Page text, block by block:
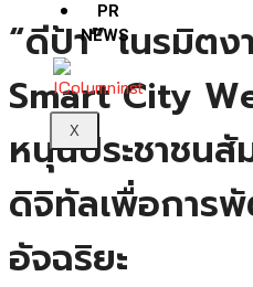
PR
NEWS
X
“ดีป้า” เนรมิต
Smart City
หนุนประชาชนสั
ดิจิทัลเพื่อการ
อัจฉริยะ